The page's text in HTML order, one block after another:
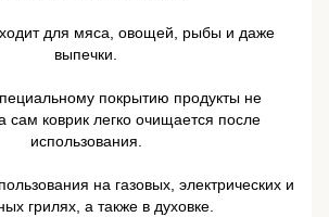
для мяса, овощей, рыбы и даже
выпечки.
покрытию продукты не
сам коврик легко очищается после
использования.
на газовых, электрических и
грилях, а также в духовке.